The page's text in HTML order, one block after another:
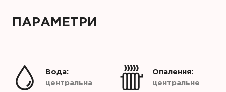
ПАРАМЕТРИ
центральна
Вода:
центральне
Опалення: